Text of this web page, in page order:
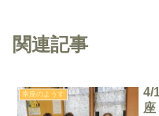
関連記事
幸座のようす
4/
座